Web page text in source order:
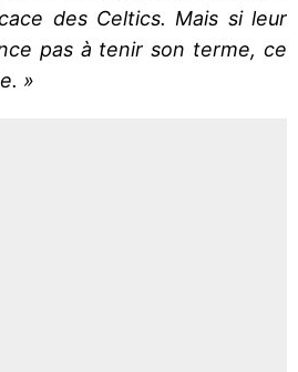
des Celtics. Mais si leur
pas à tenir son terme, ce
»